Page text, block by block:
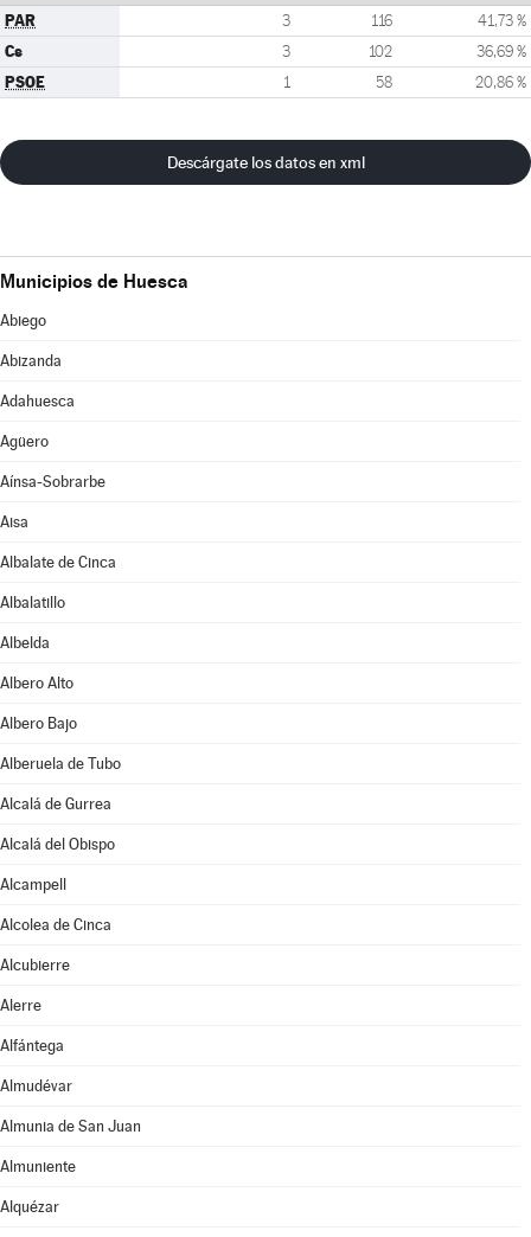
PAR 3 116 41,73 %
Cs 3 102 36,69 %
PSOE 1 58 20,86 %
Descárgate los datos en xml
Municipios de Huesca
Abiego
Abizanda
Adahuesca
Agüero
Aínsa-Sobrarbe
Aisa
Albalate de Cinca
Albalatillo
Albelda
Albero Alto
Albero Bajo
Alberuela de Tubo
Alcalá de Gurrea
Alcalá del Obispo
Alcampell
Alcolea de Cinca
Alcubierre
Alerre
Alfántega
Almudévar
Almunia de San Juan
Almuniente
Alquézar